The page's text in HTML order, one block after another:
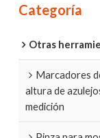
Categoría
Otras
Marcadores
altura de
medición